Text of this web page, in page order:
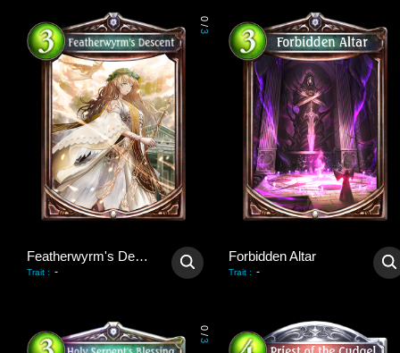
0
/
3
Featherwyrm's Descent
Trait : -
Forbidden Altar
Trait : -
0
/
3